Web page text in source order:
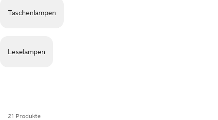
Taschenlampen
Leselampen
21 Produkte